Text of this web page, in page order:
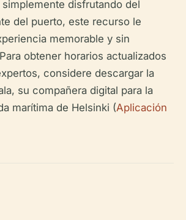
disfrutando del
del puerto, este recurso le
memorable y sin
obtener horarios actualizados
considere descargar la
su compañera digital para la
marítima de Helsinki (Aplicación